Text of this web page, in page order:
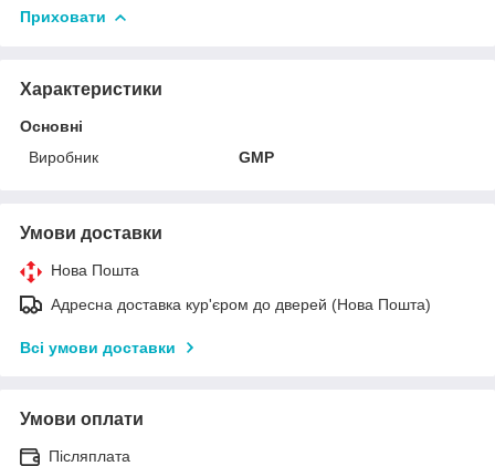
Приховати
Характеристики
Основні
Виробник
GMP
Умови доставки
Нова Пошта
Адресна доставка кур'єром до дверей (Нова Пошта)
Всі умови доставки
Умови оплати
Післяплата